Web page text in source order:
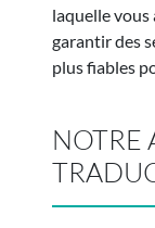
laquelle
garantir des
plus fiables
NOTRE